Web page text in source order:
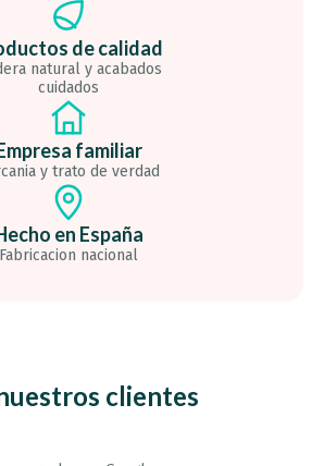
de calidad
natural y acabados
cuidados
familiar
y trato de verdad
en España
Fabricacion nacional
clientes